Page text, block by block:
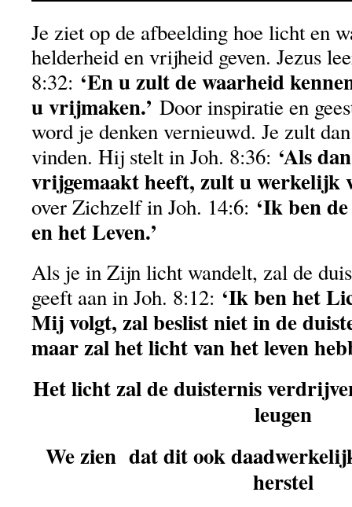
Je ziet op de afbeelding hoe licht en
helderheid en vrijheid geven. Jezus
8:32: ‘En u zult de waarheid
u vrijmaken.’ Door inspiratie en
word je denken vernieuwd. Je zult
vinden. Hij stelt in Joh. 8:36: ‘Als
vrijgemaakt heeft, zult u werkelijk
over Zichzelf in Joh. 14:6: ‘Ik ben
en het Leven.’
Als je in Zijn licht wandelt, zal de
geeft aan in Joh. 8:12: ‘Ik ben het
Mij volgt, zal beslist niet in de
maar zal het licht van het leven
Het licht zal de duisternis
leugen
We zien dat dit ook
herstel